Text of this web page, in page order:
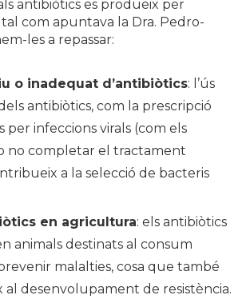
antibiòtics es produeix per
tal com apuntava la Dra. Pedro-
les a repassar:
o inadequat d’antibiòtics: l’ús
antibiòtics, com la prescripció
per infeccions virals (com els
no completar el tractament
a la selecció de bacteris
en agricultura: els antibiòtics
animals destinats al consum
malalties, cosa que també
desenvolupament de resistència.